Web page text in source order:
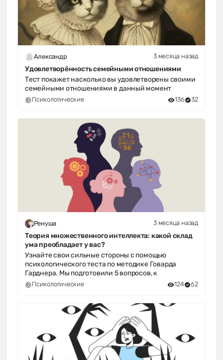
Александр 3 месяца назад
Удовлетворённость семейными отношениями
Тест покажет насколько вы удовлетворены своими
семейными отношениями в данный момент
Психологические 136 32
Ренуша 3 месяца назад
Теория множественного интеллекта: какой склад
ума преобладает у вас?
Узнайте свои сильные стороны с помощью
психологического теста по методике Говарда
Гарднера. Мы подготовили 5 вопросов, к
Психологические 124 62